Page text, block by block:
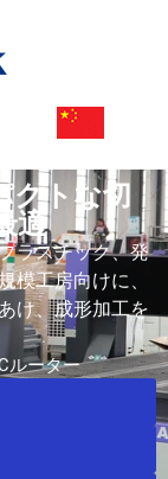
クトな切
適
ラスチック、発
模工房向けに、
け、成形加工を
ルーター